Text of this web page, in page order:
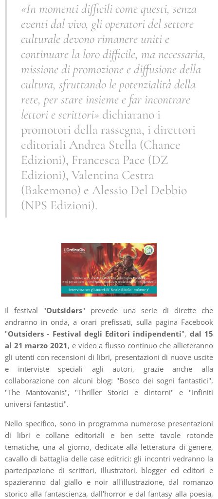
«In momenti difficili come questi, senza
eventi dal vivo, gli operatori del settore
culturale devono rimanere uniti e
continuare la loro difficile, ma necessaria,
missione di promozione e diffusione della
cultura, sfruttando le potenzialità della
rete, per stare insieme e far incontrare
lettori e scrittori» dichiarano i
promotori della rassegna, i direttori
editoriali Andrea Stella (Chance
Edizioni), Francesca Pace (DZ
Edizioni), Valentina Cestra
(Bakemono) e Alessio Del Debbio
(NPS Edizioni).
Il festival "Outsiders" prevede una serie di dirette che
andranno in onda, a orari prefissati, sulla pagina Facebook
"Outsiders - Festival degli Editori indipendenti", dal 15
al 21 marzo 2021, e video a flusso continuo che allieteranno
gli utenti con recensioni di libri, presentazioni di nuove uscite
e interviste speciali agli autori, grazie anche alla
collaborazione con alcuni blog: "Bosco dei sogni fantastici",
"The Mantovanis", "Thriller Storici e dintorni" e "Infiniti
universi fantastici".
Nello specifico, sono in programma numerose presentazioni
di libri e collane editoriali e ben sette tavole rotonde
tematiche, una al giorno, dedicate alla letteratura di genere,
cavallo di battaglia delle case editrici: gli incontri vedranno la
partecipazione di scrittori, illustratori, blogger ed editori e
spazieranno dal giallo e noir all'illustrazione, dal romanzo
storico alla fantascienza, dall'horror e dal fantasy alla poesia,